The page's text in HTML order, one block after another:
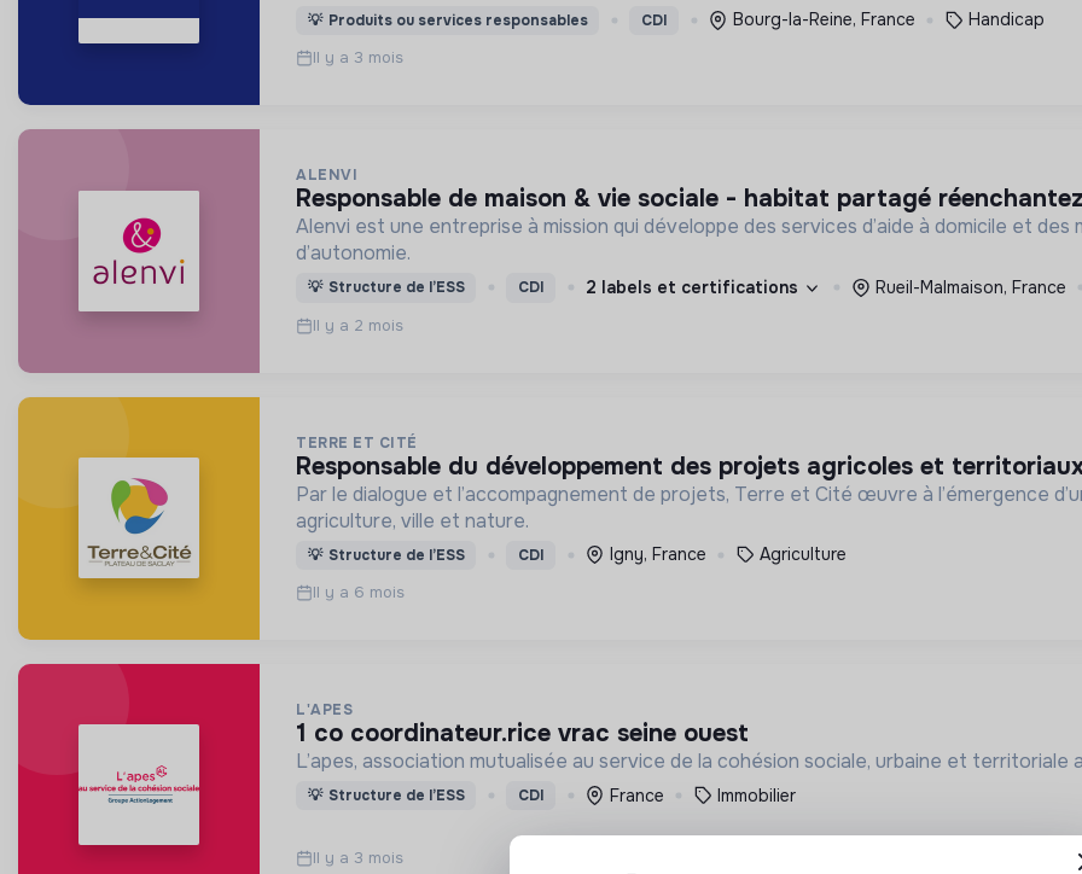
💡 Produits ou services responsables CDI Bourg-la-Reine, France Handicap
Il y a 3 mois
ALENVI
responsable de maison & vie sociale - habitat partagé
Alenvi est une entreprise à mission qui développe des services d’aide à domicile et
d’autonomie.
💡 Structure de l’ESS CDI 2 labels et certifications Rueil-Malmaison, France
Il y a 2 mois
TERRE ET CITÉ
responsable du développement des projets agricoles et
Par le dialogue et l’accompagnement de projets, Terre et Cité œuvre à l’émergence
agriculture, ville et nature.
💡 Structure de l’ESS CDI Igny, France Agriculture
Il y a 6 mois
L'APES
1 co coordinateur.rice vrac seine ouest
L’apes, association mutualisée au service de la cohésion sociale, urbaine et territoriale
💡 Structure de l’ESS CDI France Immobilier
Il y a 3 mois